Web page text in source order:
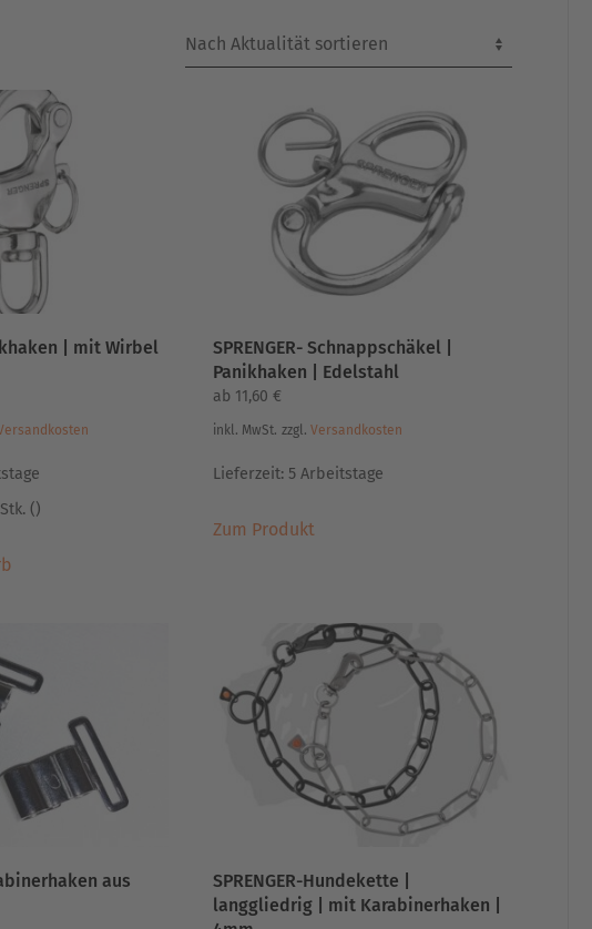
| mit Wirbel
Stk. ()
SPRENGER- Schnappschäkel |
Panikhaken | Edelstahl
ab 11,60 €
inkl. MwSt. zzgl. Versandkosten
Lieferzeit: 5 Arbeitstage
Zum ProduktProdukt
auf.
Die
Optionen
können
auf
der
Produktseite
gewählt
aus
SPRENGER-Hundekette |
langgliedrig | mit Karabinerhaken |